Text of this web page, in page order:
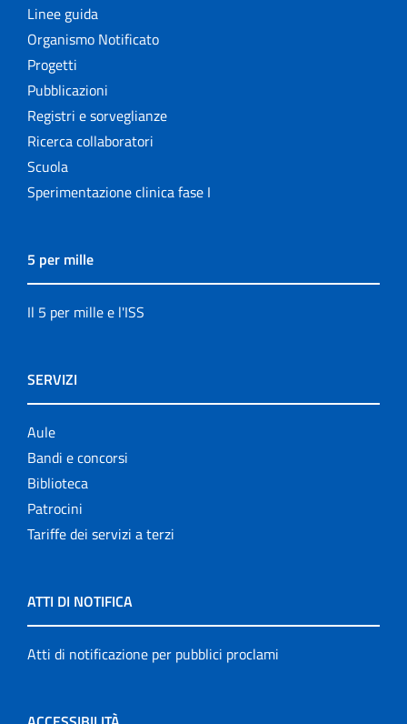
Linee guida
Organismo Notificato
Progetti
Pubblicazioni
Registri e sorveglianze
Ricerca collaboratori
Scuola
Sperimentazione clinica fase I
5 per mille
Il 5 per mille e l'ISS
SERVIZI
Aule
Bandi e concorsi
Biblioteca
Patrocini
Tariffe dei servizi a terzi
ATTI DI NOTIFICA
Atti di notificazione per pubblici proclami